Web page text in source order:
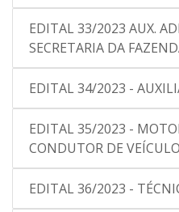
EDITAL 33/2023 AUX.
SECRETARIA DA
EDITAL 34/2023 -
EDITAL 35/2023 -
CONDUTOR DE
EDITAL 36/2023 -